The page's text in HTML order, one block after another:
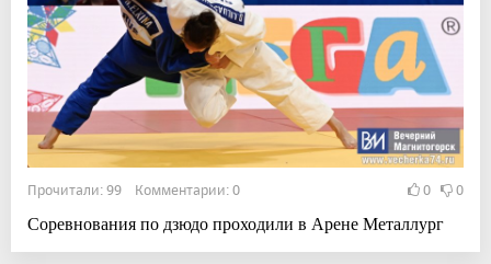
Прочитали: 99 Комментарии: 0 0 0
Соревнования по дзюдо проходили в Арене Металлург